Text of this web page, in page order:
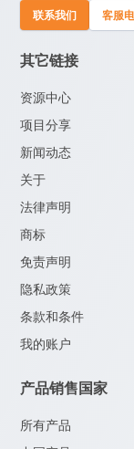
联系我们 客服
其它链接
资源中心
项目分享
新闻动态
关于
法律声明
商标
免责声明
隐私政策
条款和条件
我的账户
产品销售国家
所有产品